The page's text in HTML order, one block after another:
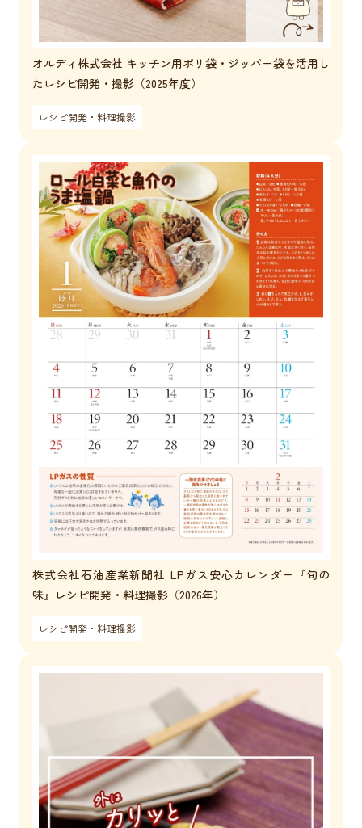
オルディ株式会社 キッチン用ポリ袋・ジッパー袋を活用し
たレシピ開発・撮影（2025年度）
レシピ開発・料理撮影
株式会社石油産業新聞社 LPガス安心カレンダー『旬の
味』レシピ開発・料理撮影（2026年）
レシピ開発・料理撮影